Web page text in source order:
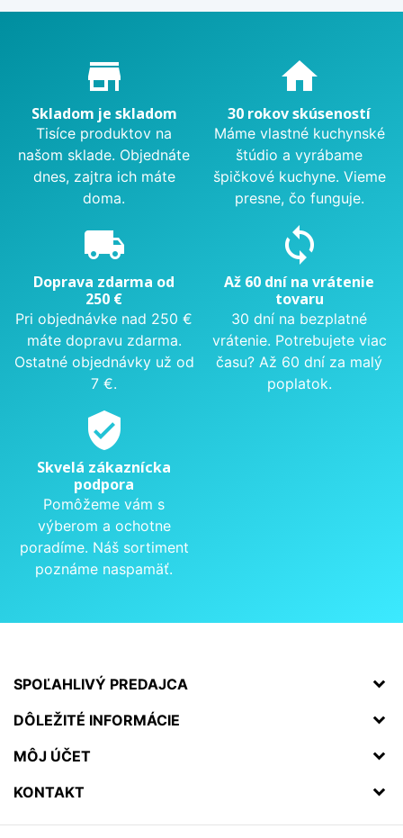
Proč nakupovat u nás?
store_mall_directory
Skladom je skladom
Tisíce produktov na
našom sklade. Objednáte
dnes, zajtra ich máte
doma.
home
30 rokov skúseností
Máme vlastné kuchynské
štúdio a vyrábame
špičkové kuchyne. Vieme
presne, čo funguje.
local_shipping
Doprava zdarma od
250 €
Pri objednávke nad 250 €
máte dopravu zdarma.
Ostatné objednávky už od
7 €.
sync
Až 60 dní na vrátenie
tovaru
30 dní na bezplatné
vrátenie. Potrebujete viac
času? Až 60 dní za malý
poplatok.
verified_user
Skvelá zákaznícka
podpora
Pomôžeme vám s
výberom a ochotne
poradíme. Náš sortiment
poznáme naspamäť.
SPOĽAHLIVÝ PREDAJCA
DÔLEŽITÉ INFORMÁCIE
MÔJ ÚČET
KONTAKT